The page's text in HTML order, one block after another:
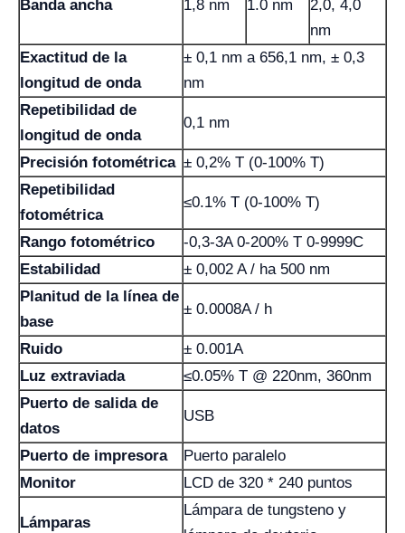
Banda ancha 1,8 nm 1.0 nm
2,0, 4,0
nm
Exactitud de la
longitud de onda
± 0,1 nm a 656,1 nm, ± 0,3
nm
Repetibilidad de
longitud de onda
0,1 nm
Precisión fotométrica ± 0,2% T (0-100% T)
Repetibilidad
fotométrica
≤0.1% T (0-100% T)
Rango fotométrico
-0,3-3A 0-200% T 0-9999C
Estabilidad
± 0,002 A / ha 500 nm
Planitud de la línea de
base
± 0.0008A / h
Ruido
± 0.001A
Luz extraviada
≤0.05% T @ 220nm, 360nm
Puerto de salida de
datos
USB
Puerto de impresora
Puerto paralelo
Monitor
LCD de 320 * 240 puntos
Lámparas
Lámpara de tungsteno y